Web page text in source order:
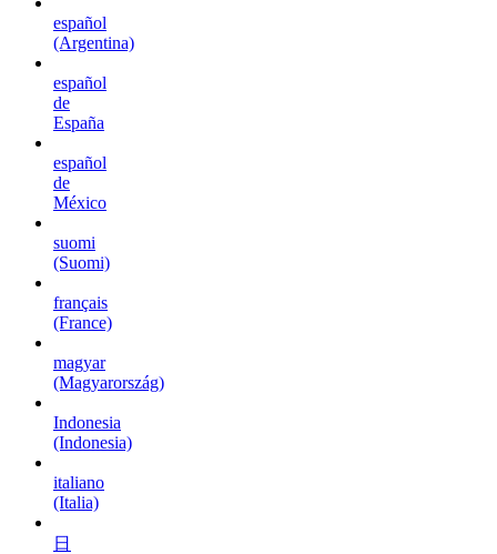
español
(Argentina)
español
de
España
español
de
México
suomi
(Suomi)
français
(France)
magyar
(Magyarország)
Indonesia
(Indonesia)
italiano
(Italia)
日